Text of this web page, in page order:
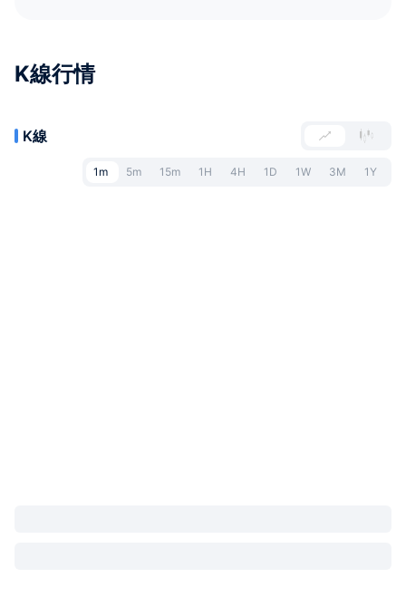
K線行情
K線
1m 5m 15m 1H 4H 1D 1W 3M 1Y